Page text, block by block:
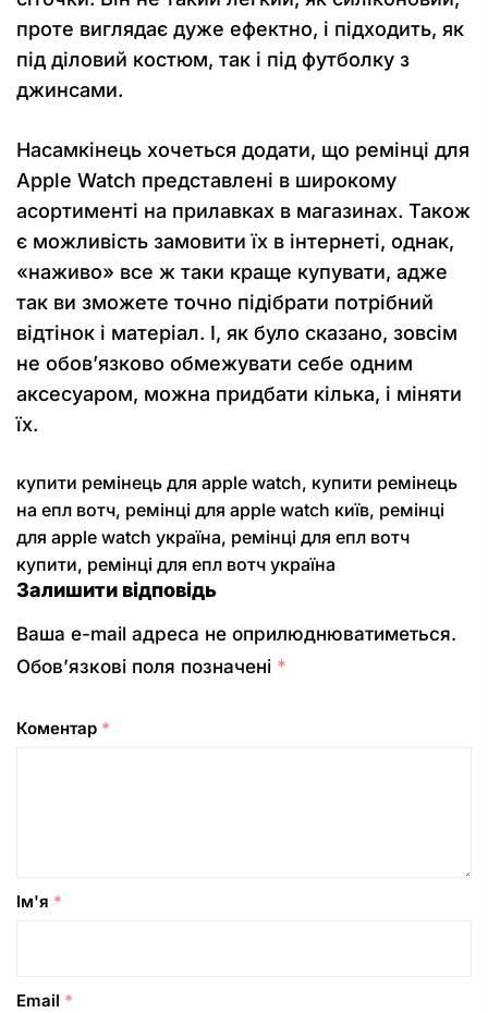
проте виглядає дуже ефектно, і підходить, як
під діловий костюм, так і під футболку з
джинсами.
Насамкінець хочеться додати, що ремінці для
Аpple Watch представлені в широкому
асортименті на прилавках в магазинах. Також
є можливість замовити їх в інтернеті, однак,
«наживо» все ж таки краще купувати, адже
так ви зможете точно підібрати потрібний
відтінок і матеріал. І, як було сказано, зовсім
не обов’язково обмежувати себе одним
аксесуаром, можна придбати кілька, і міняти
їх.
купити ремінець для apple watch, купити ремінець
на епл вотч, ремінці для apple watch київ, ремінці
для apple watch україна, ремінці для епл вотч
купити, ремінці для епл вотч україна
Залишити відповідь
Ваша e-mail адреса не оприлюднюватиметься.
Обов’язкові поля позначені *
Коментар *
Ім'я *
Email *